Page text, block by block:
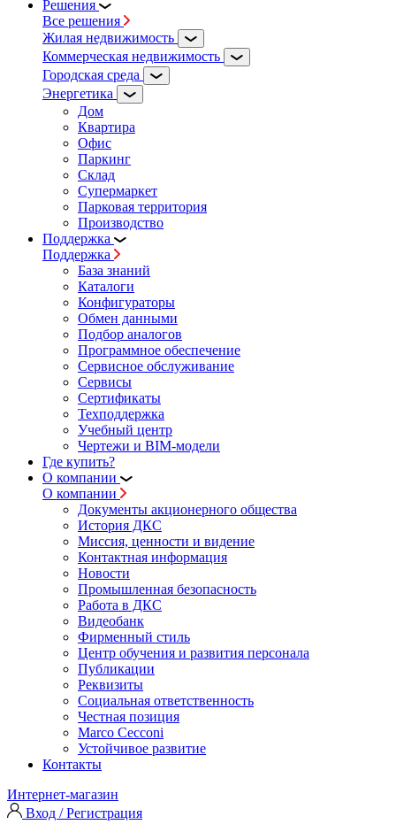
Решения
Все решения
Жилая недвижимость
Коммерческая недвижимость
Городская среда
Энергетика
Дом
Квартира
Офис
Паркинг
Склад
Супермаркет
Парковая территория
Производство
Поддержка
Поддержка
База знаний
Каталоги
Конфигураторы
Обмен данными
Подбор аналогов
Программное обеспечение
Сервисное обслуживание
Сервисы
Сертификаты
Техподдержка
Учебный центр
Чертежи и BIM-модели
Где купить?
О компании
О компании
Документы акционерного общества
История ДКС
Миссия, ценности и видение
Контактная информация
Новости
Промышленная безопасность
Работа в ДКС
Видеобанк
Фирменный стиль
Центр обучения и развития персонала
Публикации
Реквизиты
Социальная ответственность
Честная позиция
Marco Cecconi
Устойчивое развитие
Контакты
Интернет-магазин
Вход / Регистрация